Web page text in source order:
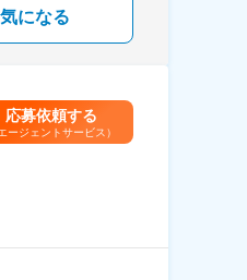
気になる
応募依頼する
エージェントサービス）